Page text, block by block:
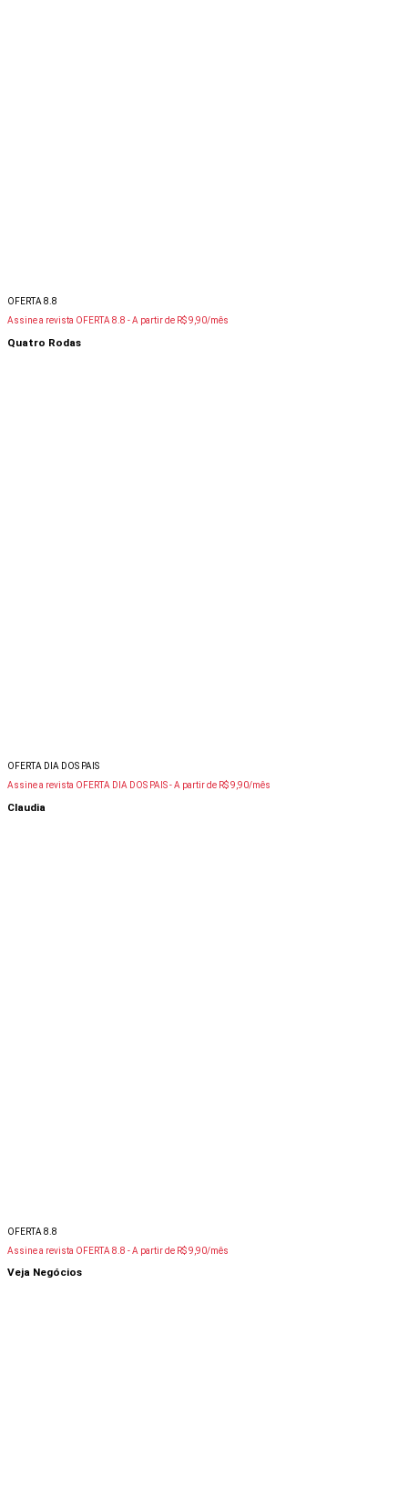
OFERTA 8.8
Assine a revista OFERTA 8.8 -A partir de R$ 9,90/mês
Quatro Rodas
OFERTA DIA DOS PAIS
Assine a revista OFERTA DIA DOS PAIS -A partir de R$ 9,90/mês
Claudia
OFERTA 8.8
Assine a revista OFERTA 8.8 -A partir de R$ 9,90/mês
Veja Negócios